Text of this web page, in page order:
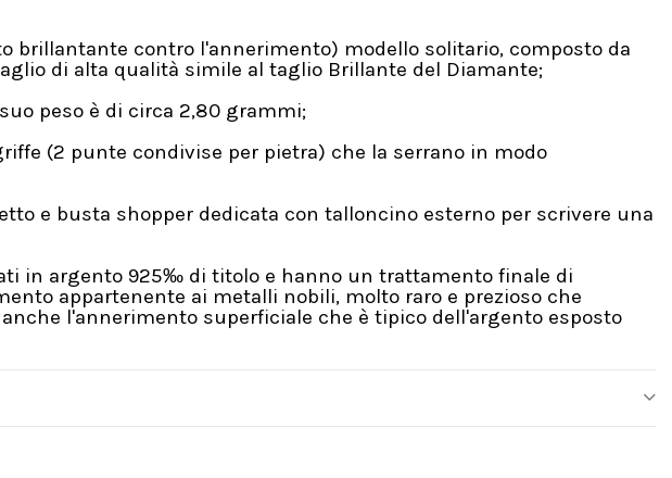
brillantante contro l'annerimento) modello solitario, composto da
di alta qualità simile al taglio Brillante del Diamante;
peso è di circa 2,80 grammi;
(2 punte condivise per pietra) che la serrano in modo
e busta shopper dedicata con talloncino esterno per scrivere una
in argento 925‰ di titolo e hanno un trattamento finale di
appartenente ai metalli nobili, molto raro e prezioso che
l'annerimento superficiale che è tipico dell'argento esposto